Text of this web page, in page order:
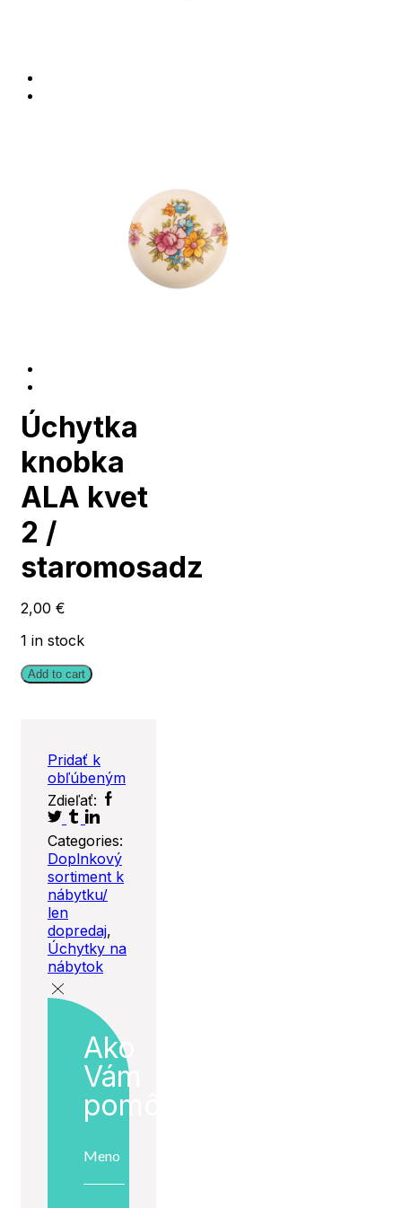
Úchytka
knobka
ALA kvet
2 /
staromosadz
2,00 €
1 in stock
Add to cart
Pridať k
obľúbeným
Zdieľať: Facebook
Tumblr
Linkedin
Categories:
Doplnkový
sortiment k
nábytku/
len
dopredaj,
Úchytky na
nábytok
Ako
Vám
pomôžeme?
Meno